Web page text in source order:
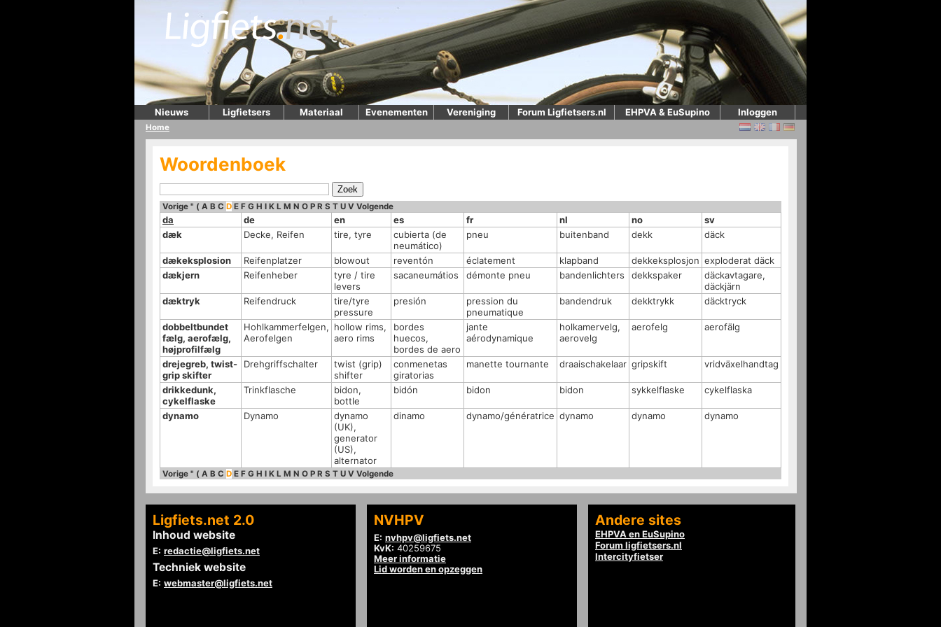
Nieuws Ligfietsers Materiaal Evenementen Vereniging Forum Ligfietsers.nl EHPVA & EuSupino Inloggen
Home
Woordenboek
Vorige " ( A B C D E F G H I K L M N O P R S T U V Volgende
da de en es fr nl no
sv
dæk
Decke, Reifen tire, tyre
cubierta (de
neumático)
pneu buitenband dekk däck
dækeksplosion Reifenplatzer blowout reventón éclatement klapband dekkeksplosjon exploderat däck
dækjern
Reifenheber
tyre / tire
levers
sacaneumátios démonte pneu bandenlichters dekkspaker
däckavtagare,
däckjärn
dæktryk
Reifendruck
tire/tyre
pressure
presión
pression du
pneumatique
bandendruk dekktrykk däcktryck
dobbeltbundet
fælg, aerofælg,
højprofilfælg
Hohlkammerfelgen,
Aerofelgen
hollow rims,
aero rims
bordes
huecos,
bordes de aero
jante
aérodynamique
holkamervelg,
aerovelg
aerofelg aerofälg
drejegreb, twist-
grip skifter
Drehgriffschalter
twist (grip)
shifter
conmenetas
giratorias
manette tournante draaischakelaar gripskift vridväxelhandtag
drikkedunk,
cykelflaske
Trinkflasche
bidon,
bottle
bidón bidon bidon sykkelflaske cykelflaska
dynamo Dynamo
dynamo
(UK),
generator
(US),
alternator
dinamo dynamo/génératrice dynamo dynamo dynamo
Vorige " ( A B C D E F G H I K L M N O P R S T U V Volgende
Ligfiets.net 2.0
Inhoud website
E: redactie@ligfiets.net
Techniek website
E: webmaster@ligfiets.net
NVHPV
E: nvhpv@ligfiets.net
KvK: 40259675
Meer informatie
Lid worden en opzeggen
Andere sites
EHPVA en EuSupino
Forum ligfietsers.nl
Intercityfietser